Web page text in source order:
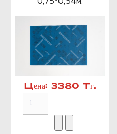
Цена: 3380 Тг.